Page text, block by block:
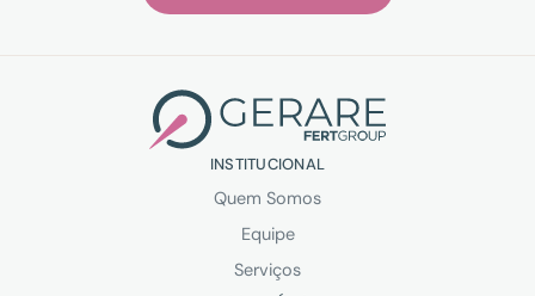
INSTITUCIONAL
Quem Somos
Equipe
Serviços